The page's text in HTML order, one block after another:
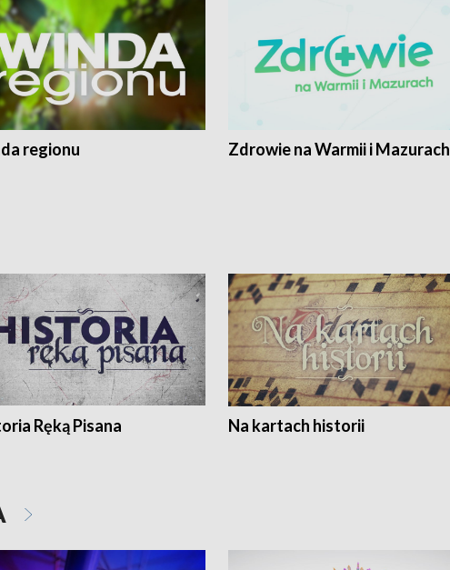
regionu Zdrowie na Warmii i Mazurach
Ręką Pisana Na kartach historii